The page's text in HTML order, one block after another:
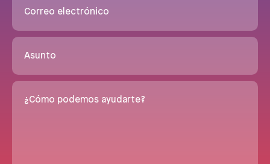
Correo electrónico
Asunto
¿Cómo podemos ayudarte?